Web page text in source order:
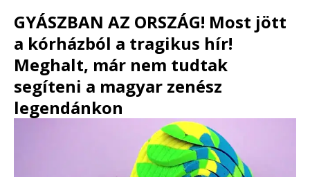
GYÁSZBAN AZ ORSZÁG! Most jött
a kórházból a tragikus hír!
Meghalt, már nem tudtak
segíteni a magyar zenész
legendánkon